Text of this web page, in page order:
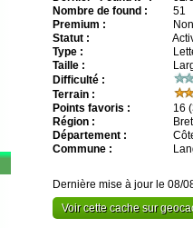
Nombre de found :
51
Premium :
Non
Statut :
Type :
Taille :
Difficulté :
Terrain :
Points favoris :
16
Région :
Département :
Commune :
Dernière mise à jour le 08/
Voir cette cache sur